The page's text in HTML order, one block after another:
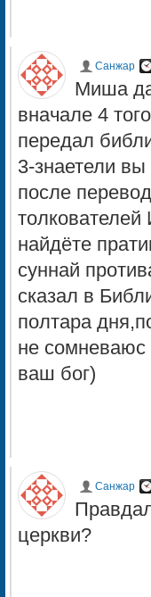
Санжар
Миша
вначале 4
передал
3-знаетели
после
найдёте
суннай
сказал в
полтара
не сомневаюс
ваш бог)
Санжар
церкви?